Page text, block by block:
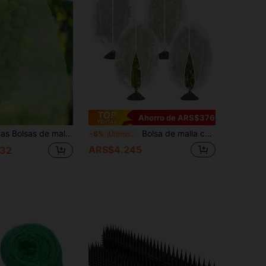
aptas para tomates, melocotones, peras, caquis, verduras, flores y almacenamiento de joyas, cobertura de plantas, diseño ligero
Ahorro de ARS$376
-8% Bolsa de malla con cremallera para el jardín: Cubierta de red de protección para frutas y verduras, evita la entrada de pájaros, malla de poliéster de varios tamaños, a prueba de insectos, cigarras y ardillas, cubierta de red antiplaga con cordón para el huerto, suministro transfronterizo de cubierta antiplaga para plantas de invernadero y árboles frutales
ARS$4.245